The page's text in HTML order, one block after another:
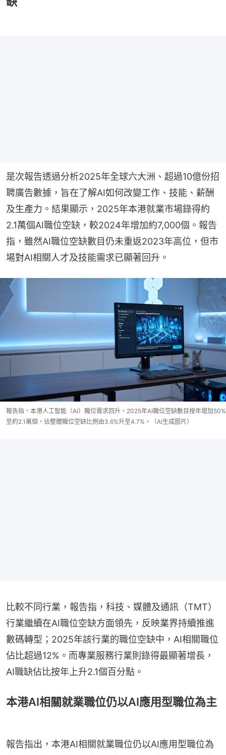
是次報告透過分析2025年全球六大洲、超過10億份招
聘廣告數據，旨在了解AI如何改變工作、技能、薪酬
及生產力。結果顯示，2025年本港就業市場錄得約
2.1萬個AI職位空缺，較2024年增加約7,000個。報告
指，雖然AI職位空缺數目仍未重返2023年高位，但市
場對AI相關人才及技能需求已顯著回升。
報告指，本港人工智能（AI）職位需求回升，2025年AI職位空缺數目按年增加50%
至約2.1萬個，佔整體職位空缺比例由3.6%升至4.7%。（AI生成圖片）
比較不同行業，報告指，科技、媒體及通訊（TMT）
行業繼續在AI職位空缺方面領先，反映業界持續推進
數碼轉型；2025年該行業的職位空缺中，AI相關職位
佔比超過12%。而專業服務行業則錄得最顯著增長，
AI職缺佔比按年上升2.1個百分點。
本港AI相關就業職位仍以AI應用型職位為主
報告指出，本港AI相關就業職位仍以AI應用型職位為